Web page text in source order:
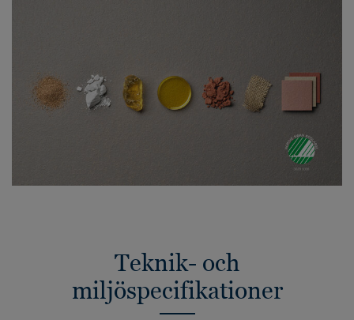
Teknik- och
miljöspecifikationer